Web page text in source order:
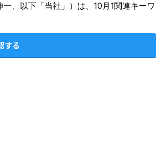
、以下「当社」）は、10月1関連キーワ
する